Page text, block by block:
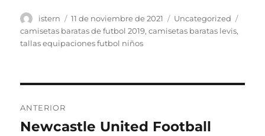
Autor
istern
Publicado
el
11 de noviembre de 2021 Categorías
Uncategorized
camisetas baratas de futbol 2019,camisetas baratas levis,
tallas equipaciones futbol niños
de
ANTERIOR
Entrada
Newcastle United Football